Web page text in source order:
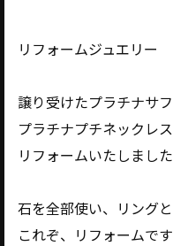
リフォームジュエリー
譲り受けたプラチナサ
プラチナプチネックレ
リフォームいたしまし
石を全部使い、リング
これぞ、リフォームです